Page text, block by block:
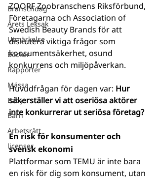
Branschdag
Årets Leksak
Utmärkelse
Böcker
Rapporter
Mässa
Baby
Barn
Arbetsrätt
licenser
ZOORF Zoobranschens Riksförbund,
Företagarna och Association of
Swedish Beauty Brands för att
diskutera viktiga frågor som
konsumentsäkerhet, osund
konkurrens och miljöpåverkan.
Huvudfrågan för dagen var: Hur
säkerställer vi att oseriösa aktörer
inte konkurrerar ut seriösa företag?
En risk för konsumenter och
svensk ekonomi
Plattformar som TEMU är inte bara
en risk för dig som konsument, utan